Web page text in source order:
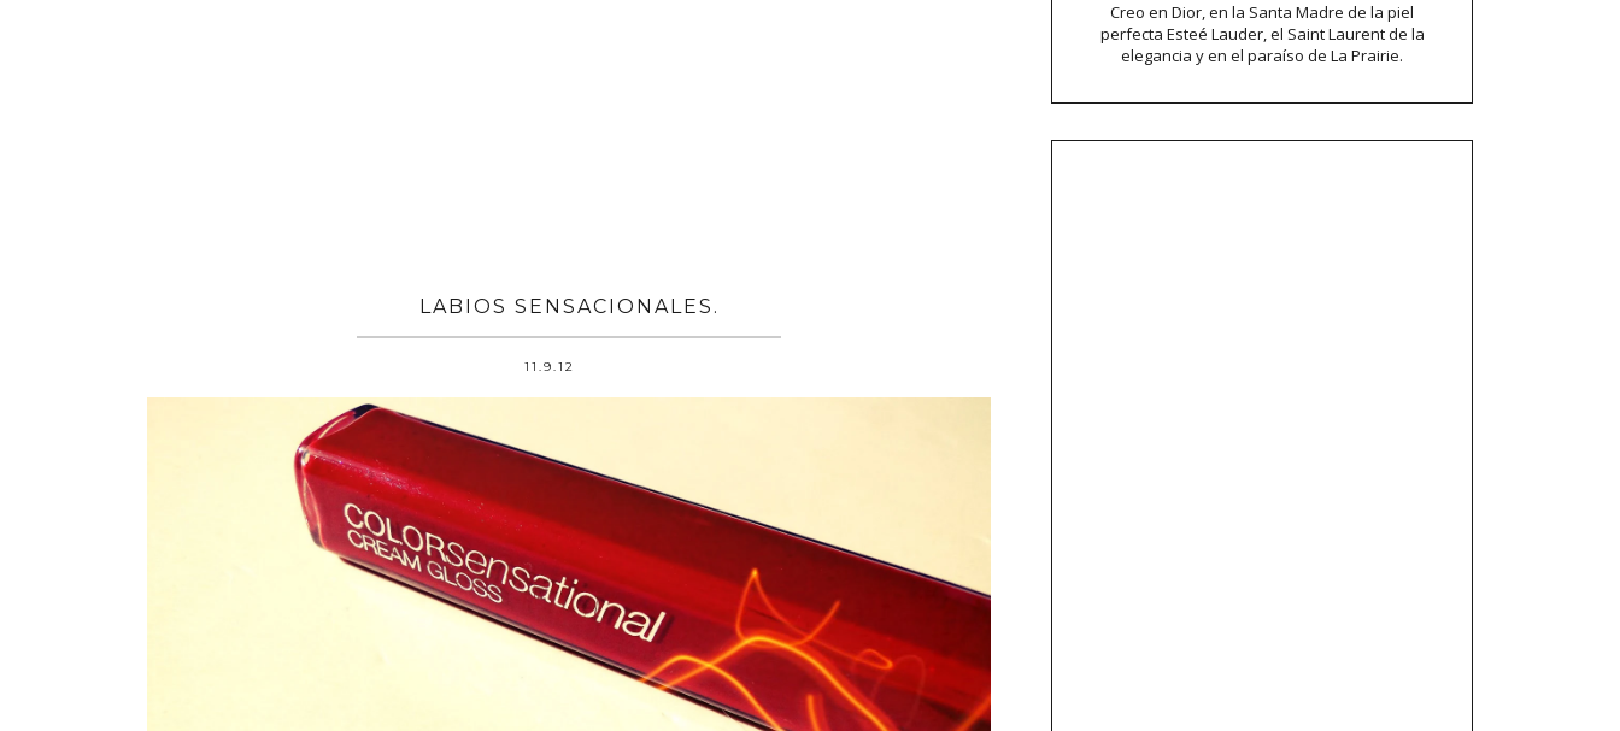
LABIOS SENSACIONALES.
11.9.12
Creo en Dior, en la Santa Madre de la piel
perfecta Esteé Lauder, el Saint Laurent de la
elegancia y en el paraíso de La Prairie.